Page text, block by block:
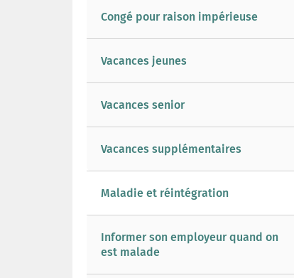
Congé pour raison impérieuse
Vacances jeunes
Vacances senior
Vacances supplémentaires
Maladie et réintégration
Informer son employeur quand on
est malade